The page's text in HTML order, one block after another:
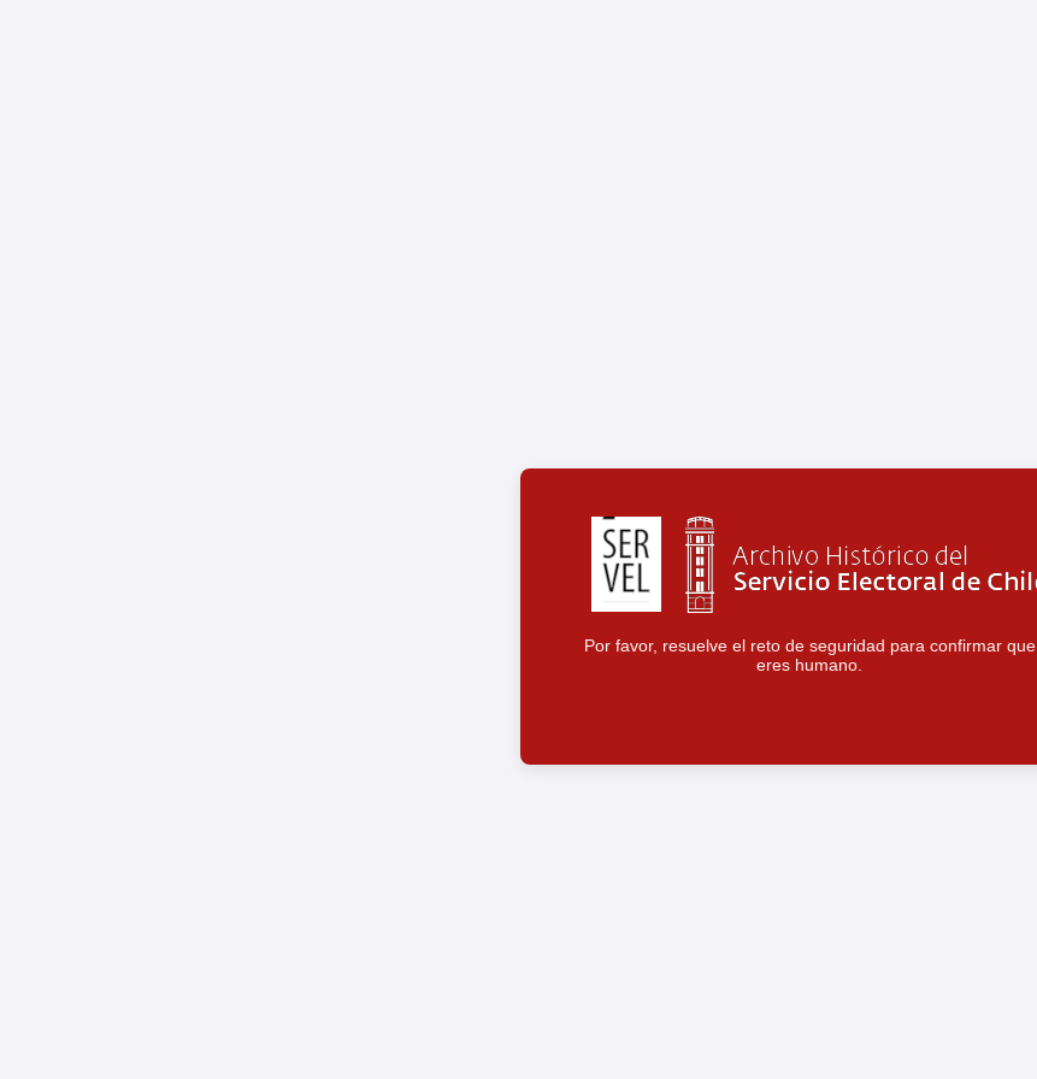
Por favor, resuelve el reto de seguridad para confirmar que
eres humano.